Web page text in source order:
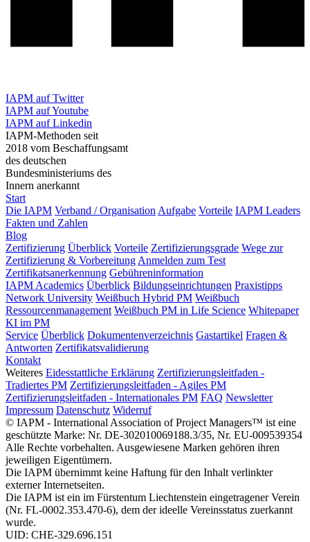
IAPM auf Twitter
IAPM auf Youtube
IAPM auf Linkedin
IAPM-Methoden seit
2018 vom Beschaffungsamt
des deutschen
Bundesministeriums des
Innern anerkannt
Start
Die IAPM Verband / Organisation Aufgabe Vorteile IAPM Leaders
Fakten und Zahlen
Blog
Zertifizierung Überblick Vorteile Zertifizierungsgrade Wege zur
Zertifizierung & Vorbereitung Anmelden zum Test
Zertifikatsanerkennung Gebühreninformation
IAPM Academics Überblick Bildungseinrichtungen Praxistipps
Network University Weißbuch Hybrid PM Weißbuch
Ressourcenmanagement Weißbuch PM in Life Science Whitepaper
KI im PM
Service Überblick Dokumentenverzeichnis Gastartikel Fragen &
Antworten Zertifikatsvalidierung
Kontakt
Weiteres Eidesstattliche Erklärung Zertifizierungsleitfaden -
Tradiertes PM Zertifizierungsleitfaden - Agiles PM
Zertifizierungsleitfaden - Internationales PM FAQ Newsletter
Impressum Datenschutz Widerruf
© IAPM - International Association of Project Managers™ ist eine
geschützte Marke: Nr. DE-302010069188.3/35, Nr. EU-009539354
Alle Rechte vorbehalten. Ausgewiesene Marken gehören ihren
jeweiligen Eigentümern.
Die IAPM übernimmt keine Haftung für den Inhalt verlinkter
externer Internetseiten.
Die IAPM ist ein im Fürstentum Liechtenstein eingetragener Verein
(Nr. FL-0002.353.470-6), dem der ideelle Vereinsstatus zuerkannt
wurde.
UID: CHE-329.696.151